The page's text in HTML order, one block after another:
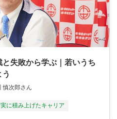
失敗から学ぶ｜若いうち
慎次郎さん
に積み上げたキャリア